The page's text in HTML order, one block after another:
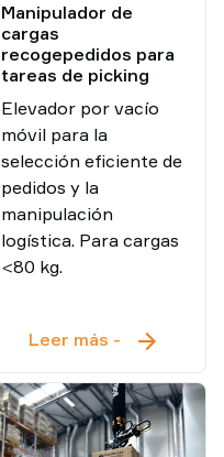
Manipulador de
cargas
recogepedidos para
tareas de picking
Elevador por vacío
móvil para la
selección eficiente de
pedidos y la
manipulación
logística. Para cargas
<80 kg.
Leer más -
cargas
para